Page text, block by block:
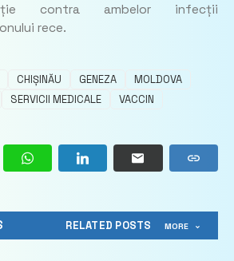
contra ambelor infecții
rece.
CHIȘINĂU GENEZA
MOLDOVA
SERVICII MEDICALE VACCIN
RELATED POSTS MORE